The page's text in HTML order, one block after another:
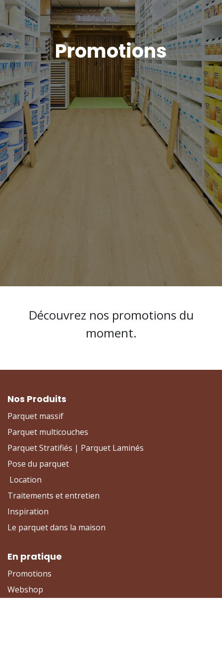
Promotions
Découvrez nos promotions du
moment.
Nos Produits
Parquet massif
Parquet multicouches
Parquet Stratifiés | Parquet Laminés
Pose du parquet
Location
Traitements et entretien
Inspiration
Le parquet dans la maison
En pratique
Promotions
Webshop